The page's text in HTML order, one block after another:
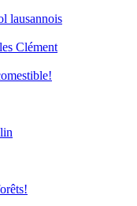
lausannois
Clément